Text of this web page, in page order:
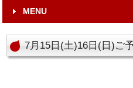
MENU
7月15日(土)16日(日)ご